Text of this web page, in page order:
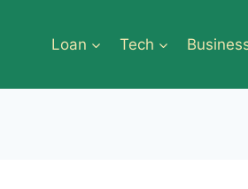
Loan Tech